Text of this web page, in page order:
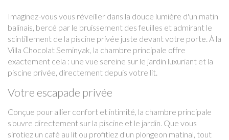
Imaginez-vous vous réveiller dans la douce lumière d'un matin
balinais, bercé par le bruissement des feuilles et admirant le
scintillement de la piscine privée juste devant votre porte. À la
Villa Chocolat Seminyak, la chambre principale offre
exactement cela : une vue sereine sur le jardin luxuriant et la
piscine privée, directement depuis votre lit.
Votre escapade privée
Conçue pour allier confort et intimité, la chambre principale
s'ouvre directement sur la piscine et le jardin. Que vous
sirotiez un café au lit ou profitiez d'un plongeon matinal, tout